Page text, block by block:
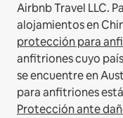
Airbnb Travel LLC.
alojamientos en
protección para
anfitriones cuyo
se encuentre en
para anfitriones
Protección ante